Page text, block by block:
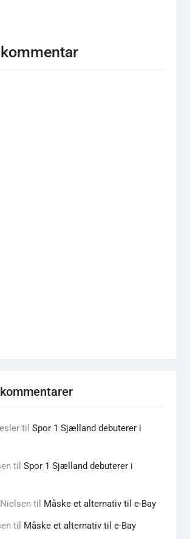
til Spor 1 Sjælland debuterer i
til Spor 1 Sjælland debuterer i
til Måske et alternativ til e-Bay
til Måske et alternativ til e-Bay